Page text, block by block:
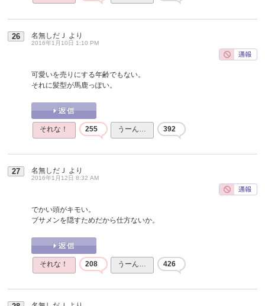
26 名無しだＪ より
2016年1月10日 1:10 PM
可愛いを売りにする年齢でもない。
それに髪型が馬鹿っぽい。
それな！ 255 うーん… 392
27 名無しだＪ より
2016年1月12日 8:32 AM
でかい頭がキモい。
ブサメンを隠すためだから仕方ないか。
それな！ 208 うーん… 426